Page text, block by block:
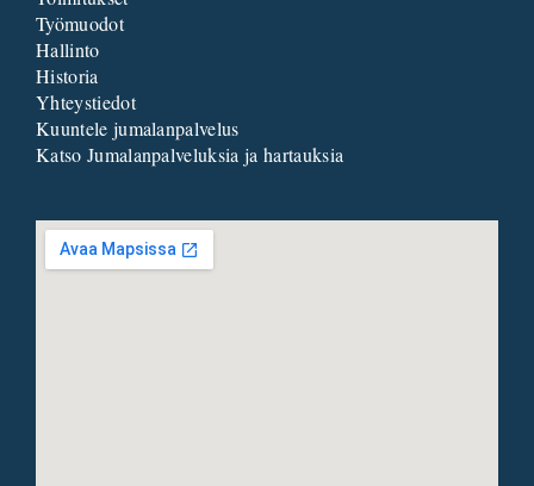
Työmuodot
Hallinto
Historia
Yhteystiedot
Kuuntele jumalanpalvelus
Katso Jumalanpalveluksia ja hartauksia